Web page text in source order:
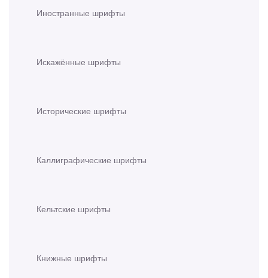
Иностранные шрифты
Искажённые шрифты
Исторические шрифты
Каллиграфические шрифты
Кельтские шрифты
Книжные шрифты